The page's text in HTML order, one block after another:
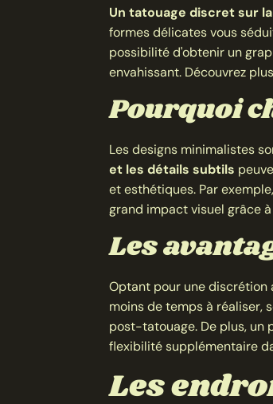
Un tatouage discret sur
formes délicates vous
possibilité d'obtenir un
envahissant. Découvrez
Pourquoi
Les designs minimalistes
et les détails subtils
et esthétiques. Par
grand impact visuel grâce
Les
Optant pour une discrétion
moins de temps à réaliser,
post-tatouage. De plus, un
flexibilité supplémentaire
Les